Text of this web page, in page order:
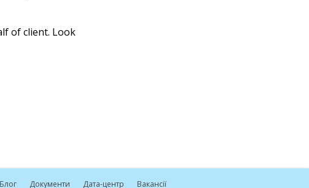
of client. Look
Блог Документи Дата-центр Вакансії